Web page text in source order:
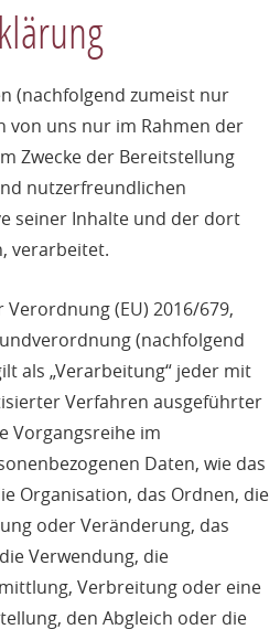
(nachfolgend zumeist nur
von uns nur im Rahmen der
Zwecke der Bereitstellung
nutzerfreundlichen
seiner Inhalte und der dort
verarbeitet.
(EU) 2016/679,
(nachfolgend
als „Verarbeitung“ jeder mit
Verfahren ausgeführter
Vorgangsreihe im
Daten, wie das
Organisation, das Ordnen, die
oder Veränderung, das
Verwendung, die
Verbreitung oder eine
den Abgleich oder die